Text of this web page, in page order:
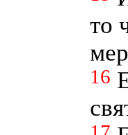
то
16